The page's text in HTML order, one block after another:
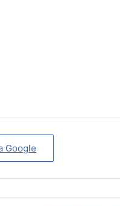
Google